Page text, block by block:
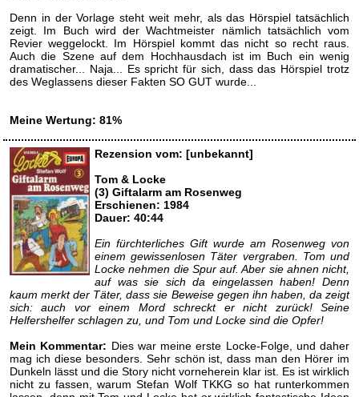
Denn in der Vorlage steht weit mehr, als das Hörspiel tatsächlich
zeigt. Im Buch wird der Wachtmeister nämlich tatsächlich vom
Revier weggelockt. Im Hörspiel kommt das nicht so recht raus.
Auch die Szene auf dem Hochhausdach ist im Buch ein wenig
dramatischer... Naja... Es spricht für sich, dass das Hörspiel trotz
des Weglassens dieser Fakten SO GUT wurde...
Meine Wertung: 81%
Rezension vom: [unbekannt]
Tom & Locke
(3) Giftalarm am Rosenweg
Erschienen: 1984
Dauer: 40:44
Ein fürchterliches Gift wurde am Rosenweg von
einem gewissenlosen Täter vergraben. Tom und
Locke nehmen die Spur auf. Aber sie ahnen nicht,
auf was sie sich da eingelassen haben! Denn
kaum merkt der Täter, dass sie Beweise gegen ihn haben, da zeigt
sich: auch vor einem Mord schreckt er nicht zurück! Seine
Helfershelfer schlagen zu, und Tom und Locke sind die Opfer!
Mein Kommentar: Dies war meine erste Locke-Folge, und daher
mag ich diese besonders. Sehr schön ist, dass man den Hörer im
Dunkeln lässt und die Story nicht vorneherein klar ist. Es ist wirklich
nicht zu fassen, warum Stefan Wolf TKKG so hat runterkommen